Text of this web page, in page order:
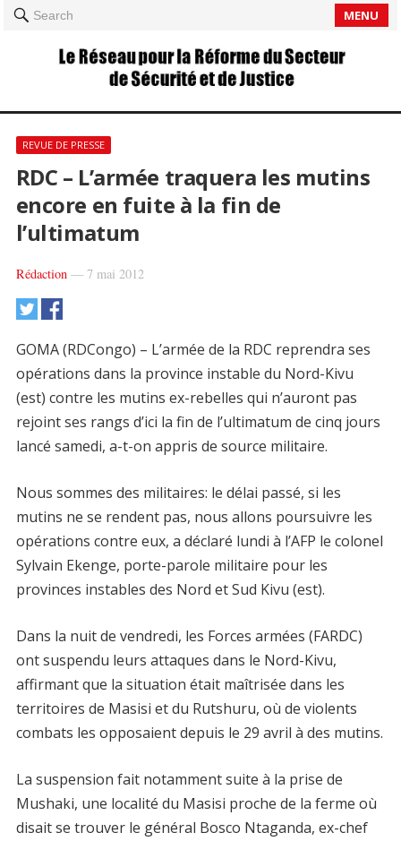
Search MENU
REVUE DE PRESSE
RDC – L’armée traquera les mutins
encore en fuite à la fin de
l’ultimatum
Rédaction— 7 mai 2012
GOMA (RDCongo) – L’armée de la RDC reprendra ses
opérations dans la province instable du Nord-Kivu
(est) contre les mutins ex-rebelles qui n’auront pas
rejoint ses rangs d’ici la fin de l’ultimatum de cinq jours
lancé samedi, a-t-on appris de source militaire.
Nous sommes des militaires: le délai passé, si les
mutins ne se rendent pas, nous allons poursuivre les
opérations contre eux, a déclaré lundi à l’AFP le colonel
Sylvain Ekenge, porte-parole militaire pour les
provinces instables des Nord et Sud Kivu (est).
Dans la nuit de vendredi, les Forces armées (FARDC)
ont suspendu leurs attaques dans le Nord-Kivu,
affirmant que la situation était maîtrisée dans les
territoires de Masisi et du Rutshuru, où de violents
combats les opposaient depuis le 29 avril à des mutins.
La suspension fait notamment suite à la prise de
Mushaki, une localité du Masisi proche de la ferme où
disait se trouver le général Bosco Ntaganda, ex-chef